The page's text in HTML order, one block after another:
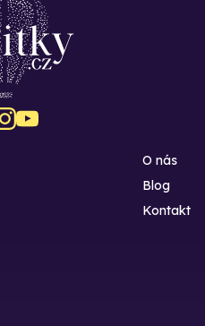
O nás
Blog
Kontakt